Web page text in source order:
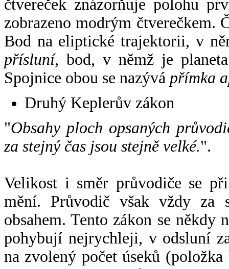
čtvereček znázorňuje polohu
zobrazeno modrým čtverečkem.
Bod na eliptické trajektorii, v
přísluní, bod, v němž je
Spojnice obou se nazývá přímka
Druhý Keplerův zákon
"Obsahy ploch opsaných
za stejný čas jsou stejně velké.".
Velikost i směr průvodiče se
mění. Průvodič však vždy za
obsahem. Tento zákon se někdy
pohybují nejrychleji, v odsluní
na zvolený počet úseků